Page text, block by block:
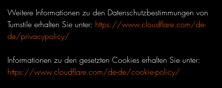
Weitere Informationen zu den Datenschutzbestimmungen von
Turnstile erhalten Sie unter: https://www.cloudflare.com/de-
de/privacypolicy/
Informationen zu den gesetzten Cookies erhalten Sie unter:
https://www.cloudflare.com/de-de/cookie-policy/